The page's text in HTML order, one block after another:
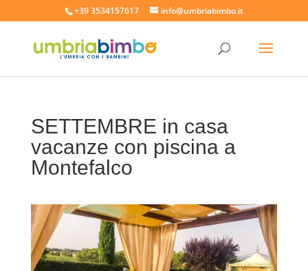
+39 3534157617 info@umbriabimbo.it
SETTEMBRE in casa
vacanze con piscina a
Montefalco